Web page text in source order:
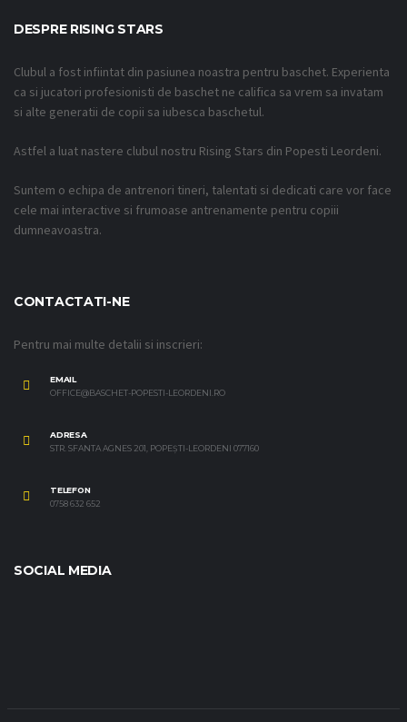
DESPRE RISING STARS
Clubul a fost infiintat din pasiunea noastra pentru baschet. Experienta
ca si jucatori profesionisti de baschet ne califica sa vrem sa invatam
si alte generatii de copii sa iubesca baschetul.
Astfel a luat nastere clubul nostru Rising Stars din Popesti Leordeni.
Suntem o echipa de antrenori tineri, talentati si dedicati care vor face
cele mai interactive si frumoase antrenamente pentru copiii
dumneavoastra.
CONTACTATI-NE
Pentru mai multe detalii si inscrieri:
EMAIL
OFFICE@BASCHET-POPESTI-LEORDENI.RO
ADRESA
STR. SFANTA AGNES 201, POPEȘTI-LEORDENI 077160
TELEFON
0758 632 652
SOCIAL MEDIA